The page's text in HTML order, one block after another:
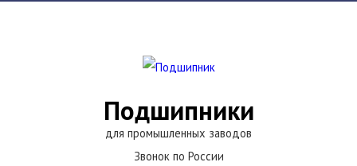
Подшипники
для промышленных заводов
Звонок по России